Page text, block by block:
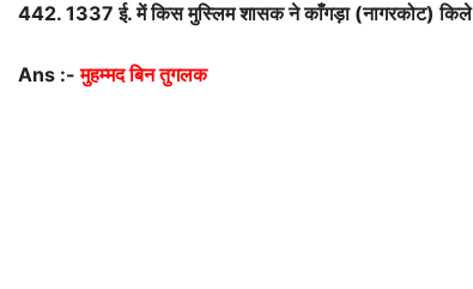
442. 1337ई.में किस मुस्लिम शासक ने काँगड़ा(नागरकोट)किले
Ans :-मुहम्मद बिन तुगलक